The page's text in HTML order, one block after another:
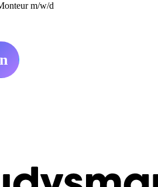
m/w/d